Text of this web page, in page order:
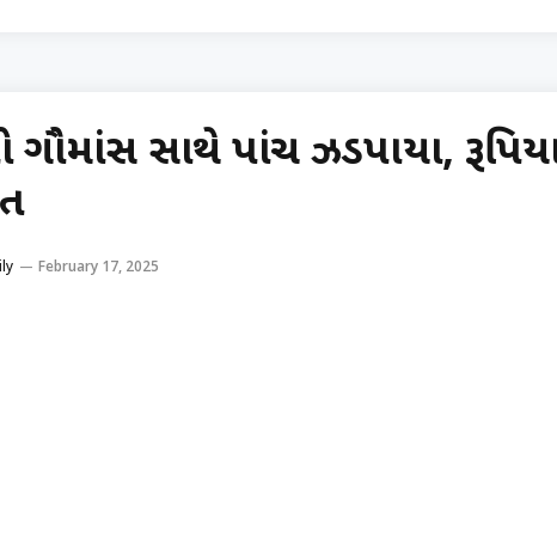
ગૌમાંસ સાથે પાંચ ઝડપાયા,
February 17, 2025